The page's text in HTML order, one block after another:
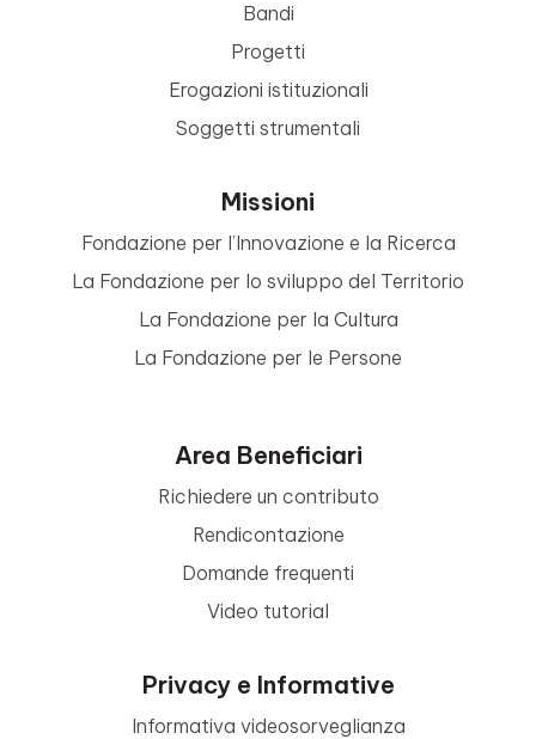
Bandi
Progetti
Erogazioni istituzionali
Soggetti strumentali
Missioni
Fondazione per l’Innovazione e la Ricerca
La Fondazione per lo sviluppo del Territorio
La Fondazione per la Cultura
La Fondazione per le Persone
Area Beneficiari
Richiedere un contributo
Rendicontazione
Domande frequenti
Video tutorial
Privacy e Informative
Informativa videosorveglianza